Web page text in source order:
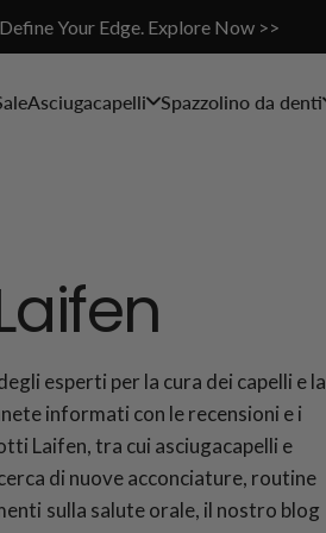
Your Edge. Explore Now >>
Asciugacapelli Spazzolino da denti
esperti per la cura dei capelli e la
informati con le recensioni e i
Laifen, tra cui asciugacapelli e
di nuove acconciature, routine
sulla salute orale, il nostro blog